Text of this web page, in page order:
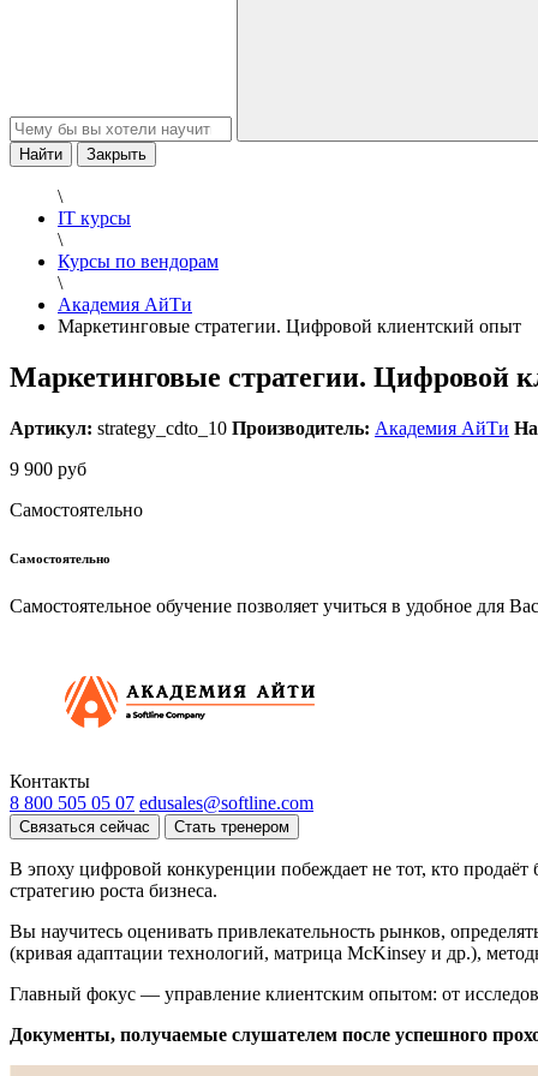
Найти Закрыть
\
IT курсы
\
Курсы по вендорам
\
Академия АйТи
Маркетинговые стратегии. Цифровой клиентский опыт
Маркетинговые стратегии. Цифровой
Артикул: strategy_cdto_10 Производитель: Академия АйТи
9 900 руб
Самостоятельно
Самостоятельно
Самостоятельное обучение позволяет учиться в удобное для
Контакты
8 800 505 05 07 edusales@softline.com
Связаться сейчас Стать тренером
В эпоху цифровой конкуренции побеждает не тот, кто продаёт
стратегию роста бизнеса.
Вы научитесь оценивать привлекательность рынков,
(кривая адаптации технологий, матрица McKinsey и др.),
Главный фокус — управление клиентским опытом: от
Документы, получаемые слушателем после успешного